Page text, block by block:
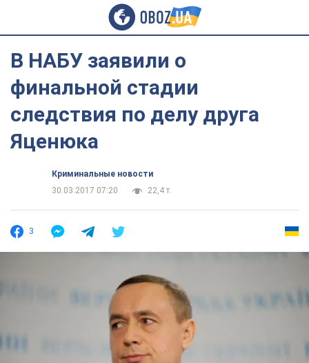
В НАБУ заявили о
финальной стадии
следствия по делу друга
Яценюка
Криминальные новости
30.03.2017 07:20
22,4 т.
3